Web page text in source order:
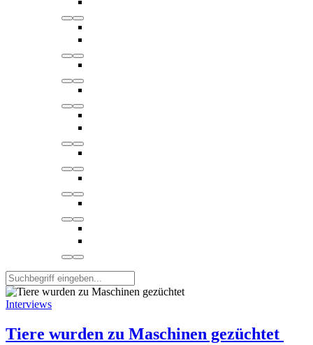
Interviews
Tiere wurden zu Maschinen gezüchtet